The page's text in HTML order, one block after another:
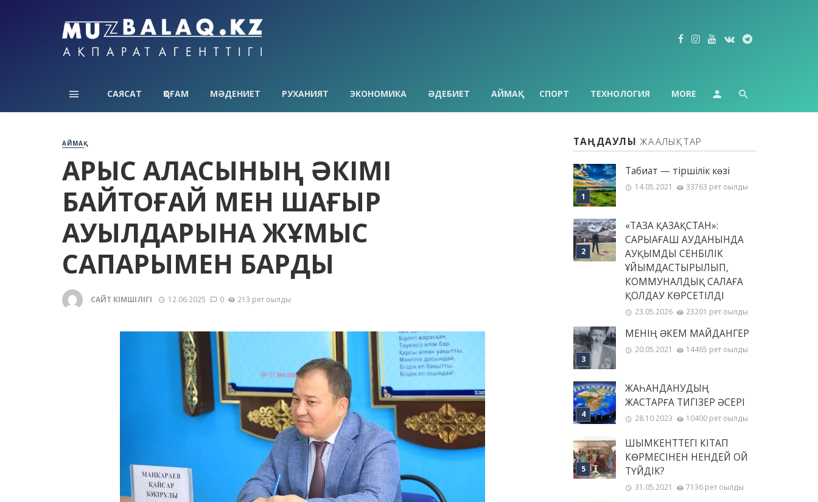
САЯСАТ ҚОҒАМ МӘДЕНИЕТ РУХАНИЯТ ЭКОНОМИКА ӘДЕБИЕТ АЙМАҚ СПОРТ ТЕХНОЛОГИЯ MORE
АЙМАҚ
АРЫС ҚАЛАСЫНЫҢ ӘКІМІ
БАЙТОҒАЙ МЕН ШАҒЫР
АУЫЛДАРЫНА ЖҰМЫС
САПАРЫМЕН БАРДЫ
САЙТ ӘКІМШІЛІГІ 12.06.2025 0 213 рет оқылды
ТАҢДАУЛЫ ЖАҢАЛЫҚТАР
Табиғат — тіршілік көзі
14.05.2021 33763 рет оқылды
«ТАЗА ҚАЗАҚСТАН»:
САРЫАҒАШ АУДАНЫНДА
АУҚЫМДЫ СЕНБІЛІК
ҰЙЫМДАСТЫРЫЛЫП,
КОММУНАЛДЫҚ САЛАҒА
ҚОЛДАУ КӨРСЕТІЛДІ
23.05.2026 23201 рет оқылды
МЕНІҢ ƏКЕМ МАЙДАНГЕР
20.05.2021 14465 рет оқылды
ЖАҺАНДАНУДЫҢ
ЖАСТАРҒА ТИГІЗЕР ӘСЕРІ
28.10.2023 10400 рет оқылды
ШЫМКЕНТТЕГІ КІТАП
КӨРМЕСІНЕН НЕНДЕЙ ОЙ
ТҮЙДІК?
31.05.2021 7136 рет оқылды